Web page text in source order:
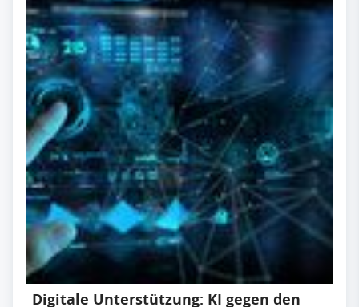
Digitale Unterstützung: KI gegen den